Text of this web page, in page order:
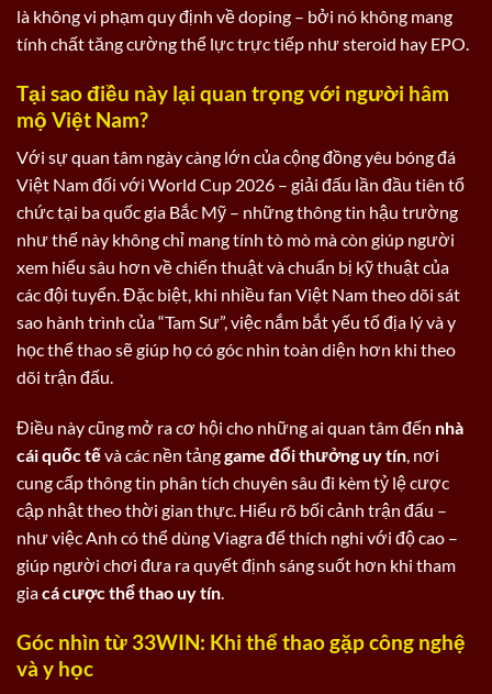
là không vi phạm quy định về doping – bởi nó không mang
tính chất tăng cường thể lực trực tiếp như steroid hay EPO.
Tại sao điều này lại quan trọng với người hâm
mộ Việt Nam?
Với sự quan tâm ngày càng lớn của cộng đồng yêu bóng đá
Việt Nam đối với World Cup 2026 – giải đấu lần đầu tiên tổ
chức tại ba quốc gia Bắc Mỹ – những thông tin hậu trường
như thế này không chỉ mang tính tò mò mà còn giúp người
xem hiểu sâu hơn về chiến thuật và chuẩn bị kỹ thuật của
các đội tuyển. Đặc biệt, khi nhiều fan Việt Nam theo dõi sát
sao hành trình của “Tam Sư”, việc nắm bắt yếu tố địa lý và y
học thể thao sẽ giúp họ có góc nhìn toàn diện hơn khi theo
dõi trận đấu.
Điều này cũng mở ra cơ hội cho những ai quan tâm đến nhà
cái quốc tếvà các nền tảnggame đổi thưởng uy tín, nơi
cung cấp thông tin phân tích chuyên sâu đi kèm tỷ lệ cược
cập nhật theo thời gian thực. Hiểu rõ bối cảnh trận đấu –
như việc Anh có thể dùng Viagra để thích nghi với độ cao –
giúp người chơi đưa ra quyết định sáng suốt hơn khi tham
giacá cược thể thao uy tín.
Góc nhìn từ 33WIN: Khi thể thao gặp công nghệ
và y học